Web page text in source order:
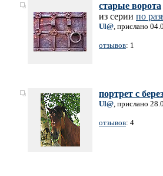
старые ворота
из серии по
Ul@, прислано
отзывов: 1
портрет с
Ul@, прислано
отзывов: 4